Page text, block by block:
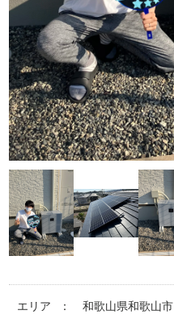
エリア 和歌山県和歌山市